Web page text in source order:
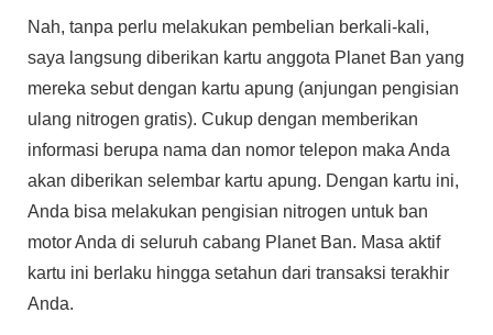
Nah, tanpa perlu melakukan pembelian berkali-kali,
saya langsung diberikan kartu anggota Planet Ban yang
mereka sebut dengan kartu apung (anjungan pengisian
ulang nitrogen gratis). Cukup dengan memberikan
informasi berupa nama dan nomor telepon maka Anda
akan diberikan selembar kartu apung. Dengan kartu ini,
Anda bisa melakukan pengisian nitrogen untuk ban
motor Anda di seluruh cabang Planet Ban. Masa aktif
kartu ini berlaku hingga setahun dari transaksi terakhir
Anda.